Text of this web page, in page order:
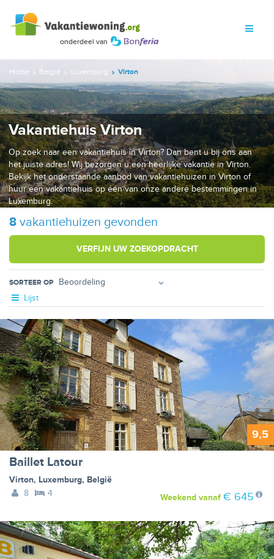
Home België Luxemburg Virton
Vakantiehuis Virton
Op zoek naar een vakantiehuis in Virton? Dan bent u bij ons aan
het juiste adres! Wij bezorgen u een heerlijke vakantie in Virton.
Bekijk het onderstaande aanbod van vakantiehuizen in Virton of
huur een vakantiehuis op één van onze andere bestemmingen in
Luxemburg.
8 vakantiehuizen gevonden
VERFIJN UW ZOEKOPDRACHT
SORTEER OP
Lijst
9,5
Baillet Latour
Virton, Luxemburg, België
8
4 Weekendvanaf € 645